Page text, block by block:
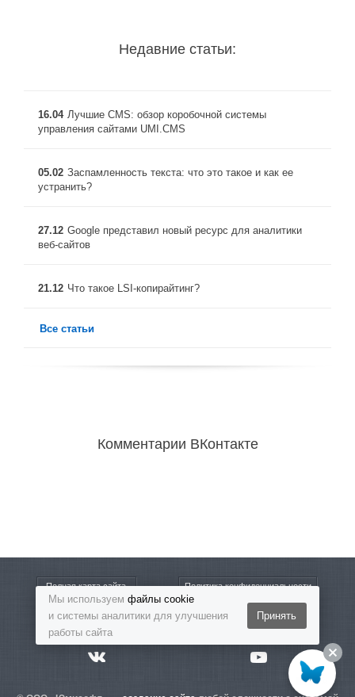
Недавние статьи:
16.04 Лучшие CMS: обзор коробочной системы
управления сайтами UMI.CMS
05.02 Заспамленность текста: что это такое и как ее
устранить?
27.12 Google представил новый ресурс для аналитики
веб-сайтов
21.12 Что такое LSI-копирайтинг?
Все статьи
Комментарии ВКонтакте
Полная карта сайта Политика конфиденциальности
Бесплатный звонок 8-800-5555-864
Мы используем файлы cookie
и системы аналитики для улучшения
работы сайта
Принять